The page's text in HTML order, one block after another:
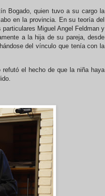
Bogado, quien tuvo a su cargo la
en la provincia. En su teoría del
Miguel Angel Feldman y
a la hija de su pareja, desde
del vínculo que tenía con la
el hecho de que la niña haya